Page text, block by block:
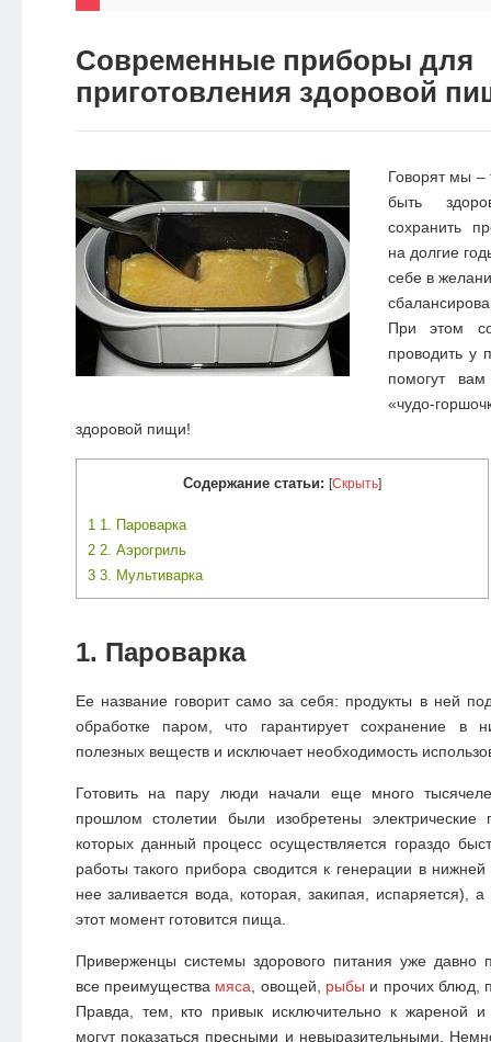
БЛОГ
Современные приборы для
приготовления здоровой
Говорят мы –
быть
сохранить
на долгие
себе в
При этом
проводить у
помогут
«чудо-
здоровой пищи!
Содержание статьи: [Скрыть]
1 1. Пароварка
22. Аэрогриль
33. Мультиварка
1. Пароварка
Ее название говорит само за себя: продукты в ней
обработке паром, что гарантирует сохранение в
полезных веществ и исключает необходимость
Готовить на пару люди начали еще много
прошлом столетии были изобретены
которых данный процесс осуществляется гораздо
работы такого прибора сводится к генерации в
нее заливается вода, которая, закипая, испаряется),
этот момент готовится пища.
Приверженцы системы здорового питания уже давно
все преимущества мяса, овощей, рыбы и прочих блюд,
Правда, тем, кто привык исключительно к жареной
могут показаться пресными и невыразительными.